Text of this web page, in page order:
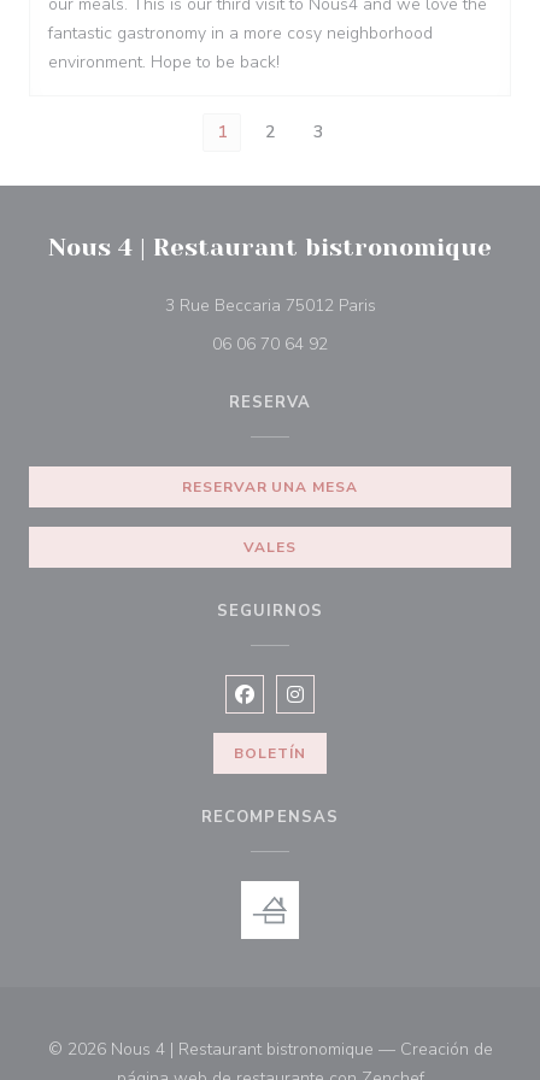
fantastic gastronomy in a more cosy neighborhood
environment. Hope to be back!
1 2 3
Nous 4 | Restaurant bistronomique
3 Rue Beccaria 75012 Paris((abre en una nueva
06 06 70 64 92
RESERVA
RESERVAR UNA MESA
VALES
SEGUIRNOS
Facebook ((abre en una nueva
Instagram ((abre en una
BOLETÍN
RECOMPENSAS
© 2026 Nous 4 | Restaurant bistronomique — Creación de